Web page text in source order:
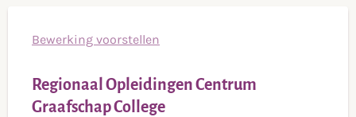
Bewerking voorstellen
Regionaal Opleidingen Centrum
Graafschap College